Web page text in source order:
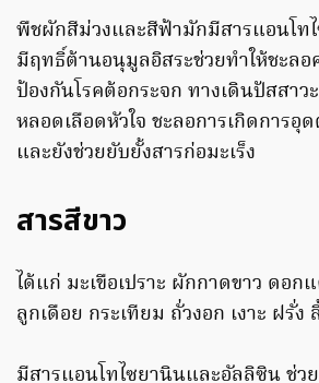
พืชผักสีม่วงและสีฟ้ามักมีสารแอนโท
มีฤทธิ์ต้านอนุมูลอิสระช่วยทำให้ชะลอ
ป้องกันโรคต้อกระจก ทางเดินปัสสาว
หลอดเลือดหัวใจ ชะลอการเกิดการอุ
และยังช่วยยับยั้งสารก่อมะเร็ง
สารสีขาว
ได้แก่ มะเขือเปราะ ผักกาดขาว ดอ
ลูกเดือย กระเทียม ถั่วงอก เงาะ ฝรั่ง
มีสารแอนโทไซยานินและอัลลิซิน ช่ว